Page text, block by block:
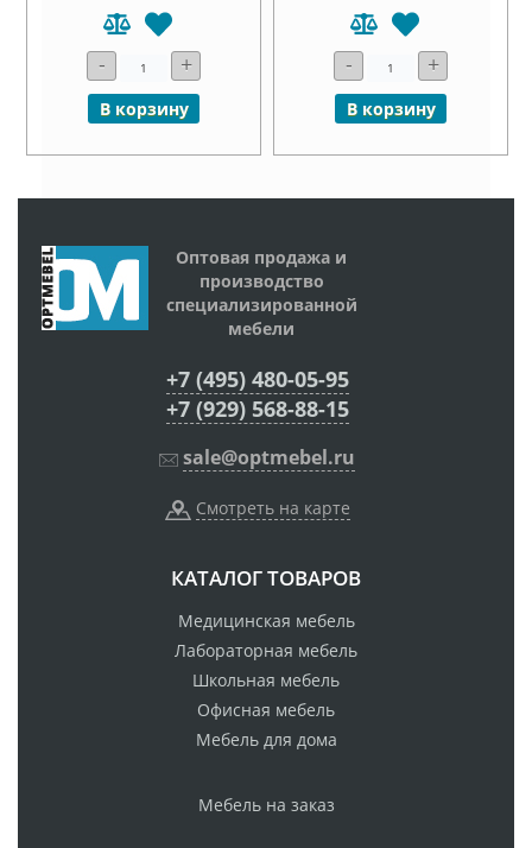
- +
В корзину
- +
В корзину
Оптовая продажа и
производство
специализированной
мебели
+7 (495) 480-05-95
+7 (929) 568-88-15
sale@optmebel.ru
Смотреть на карте
КАТАЛОГ ТОВАРОВ
Медицинская мебель
Лабораторная мебель
Школьная мебель
Офисная мебель
Мебель для дома
Мебель на заказ